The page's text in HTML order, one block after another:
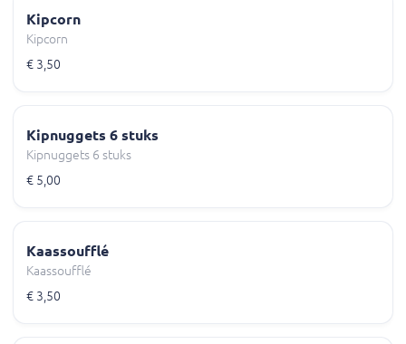
Kipcorn
Kipcorn
€ 3,50
Kipnuggets 6 stuks
Kipnuggets 6 stuks
€ 5,00
Kaassoufflé
Kaassoufflé
€ 3,50